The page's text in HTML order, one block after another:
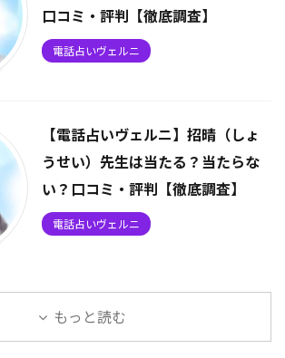
口コミ・評判【徹底調査】
電話占いヴェルニ
【電話占いヴェルニ】招晴（しょ
うせい）先生は当たる？当たらな
い？口コミ・評判【徹底調査】
電話占いヴェルニ
もっと読む